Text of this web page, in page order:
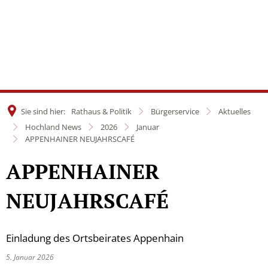
Sie sind hier: Rathaus & Politik Bürgerservice
Aktuelles
Hochland News
2026
Januar
APPENHAINER NEUJAHRSCAFÉ
APPENHAINER
NEUJAHRSCAFÉ
Einladung des Ortsbeirates Appenhain
5. Januar 2026